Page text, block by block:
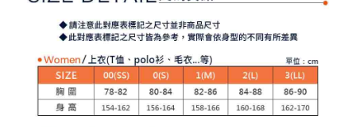
帳／街口支付／iPASS MONEY」等通路繳費。
【注意事項】
用戶於交易時，得透過本服務購買商品或服務，並由商店將買賣／分期付款
買賣價金債權讓與本公司後，依約使用本公司帳單繳交帳款。
2.基於同意付款使用「大哥付你分期」之契約關係目的，商店將以您的個人
資料（包含姓名、電話或地址）提供予台灣大哥大進項蒐集、處理及利用，
３．收到繳費通知簡訊後14天內，點擊此簡訊中的連結，可透過四大超商／
ATM／網路銀行／等多元方式進行付款，方視為交易完成。
※ 請注意：結帳手續完成當下不需立刻繳費，但若您需要取消訂單，請聯絡
購買商品的店家。未經商家同意取消之訂單仍視為有效，需透過AFTEE先享
後付繳納相關費用。
※ 交易是否成功請以「AFTEE先享後付 」之結帳頁面顯示為準，若有關於
是否繳費成功／繳費後需取消欲退款等相關疑問，請聯繫「AFTEE先享後付
免運費
付款後萊爾富取貨
免運費